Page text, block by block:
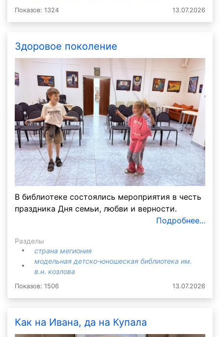
Показов: 1324 13.07.2026
Здоровое поколение
В библиотеке состоялись мероприятия в честь
праздника Дня семьи, любви и верности.
Подробнее...
Разделы
страна мегиония
модельная детско-юношеская библиотека им.
в.н. козлова
Показов: 1506 13.07.2026
Как на Ивана, да на Купала